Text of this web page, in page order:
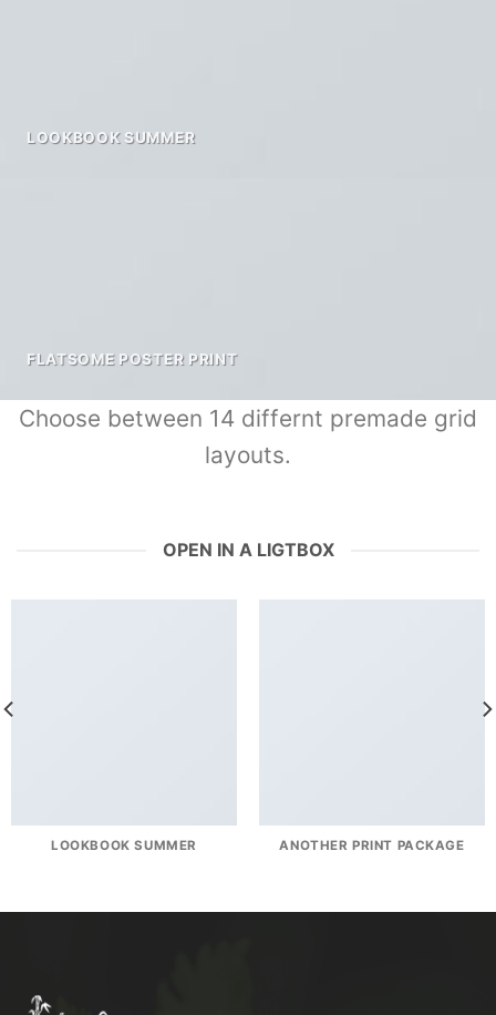
LOOKBOOK SUMMER
FLATSOME POSTER PRINT
Choose between 14 differnt premade grid
layouts.
OPEN IN A LIGTBOX
LOOKBOOK SUMMER ANOTHER PRINT PACKAGE